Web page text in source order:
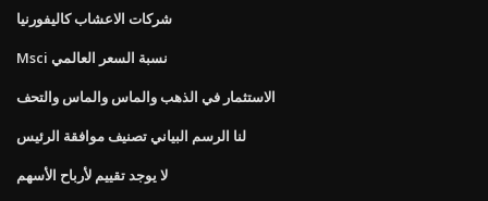
شركات الاعشاب كاليفورنيا
Msci نسبة السعر العالمي
الاستثمار في الذهب والماس والماس والتحف
لنا الرسم البياني تصنيف موافقة الرئيس
لا يوجد تقييم لأرباح الأسهم